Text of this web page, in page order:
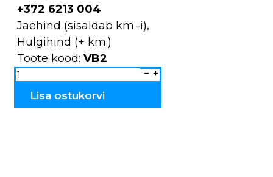
+372 6213 004
Jaehind (sisaldab km.-i),
Hulgihind (+ km.)
Toote kood: VB2
Magnet
keraamiline
VB2
Lisa ostukorvi